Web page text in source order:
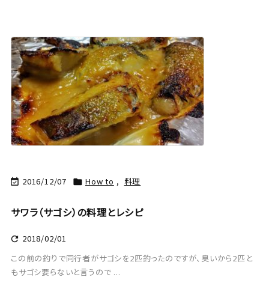
 2016/12/07  How to , 料理
サワラ（サゴシ）の料理とレシピ
 2018/02/01
この前の釣りで同行者がサゴシを2匹釣ったのですが、臭いから2匹と
もサゴシ要らないと言うので ...